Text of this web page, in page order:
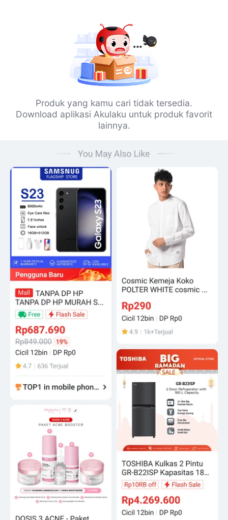
Produk yang kamu cari tidak tersedia.
Download aplikasi Akulaku untuk produk favorit
lainnya.